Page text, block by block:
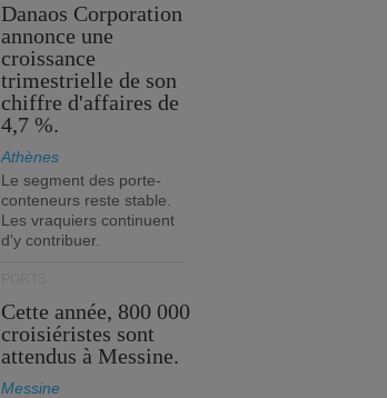
Danaos Corporation
annonce une
croissance
trimestrielle de son
chiffre d'affaires de
4,7 %.
Athènes
Le segment des porte-
conteneurs reste stable.
Les vraquiers continuent
d'y contribuer.
Cette année, 800 000
croisiéristes sont
attendus à Messine.
Messine